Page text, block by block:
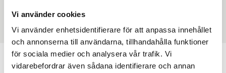
Vi använder cookies
Vi använder enhetsidentifierare för att anpassa innehållet
och annonserna till användarna, tillhandahålla funktioner
för sociala medier och analysera vår trafik. Vi
vidarebefordrar även sådana identifierare och annan
2041
Passar detta däck min bil?